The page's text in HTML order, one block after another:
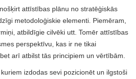
attīstības plānu no stratēģiskās
metodoloģiskie elementi. Piemēram,
atbildīgie cilvēki utt. Tomēr attīstības
perspektīvu, kas ir ne tikai
arī atbilst tās principiem un vērtībām.
izdodas sevi pozicionēt un ilgstoši